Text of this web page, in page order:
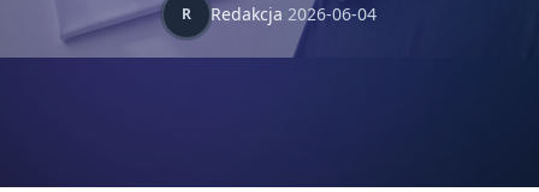
R Redakcja 2026-06-04